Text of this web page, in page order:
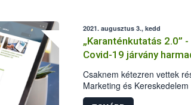
2021. augusztus 3., kedd
„Karanténkutatás 2.0”
Covid-19 járvány
Csaknem kétezren vettek
Marketing és
második közös